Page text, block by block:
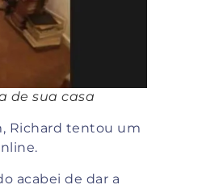
de sua casa
Richard tentou um
acabei de dar a